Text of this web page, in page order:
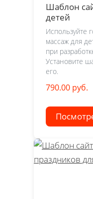
Шаблон
детей
Используйте
массаж для
при
Установите
его.
790.00 руб.